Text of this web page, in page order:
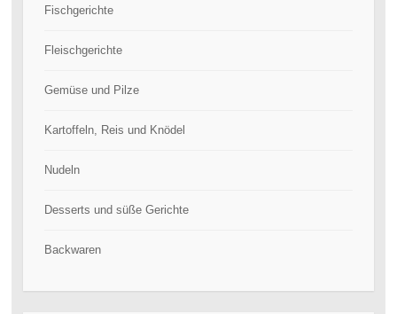
Fischgerichte
Fleischgerichte
Gemüse und Pilze
Kartoffeln, Reis und Knödel
Nudeln
Desserts und süße Gerichte
Backwaren